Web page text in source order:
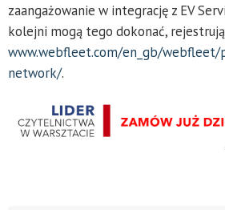
zaangażowanie w integrację z EV
kolejni mogą tego dokonać,
www.webfleet.com/en_gb/webfleet/
network/.